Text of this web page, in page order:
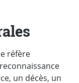
réfère
un décès, un